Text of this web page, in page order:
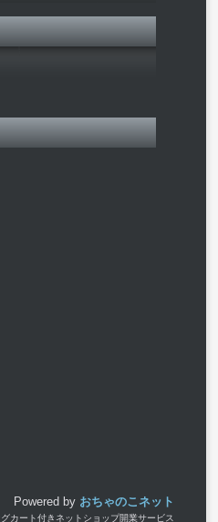
Powered by おちゃのこネット
カート付きネットショップ開業サービス